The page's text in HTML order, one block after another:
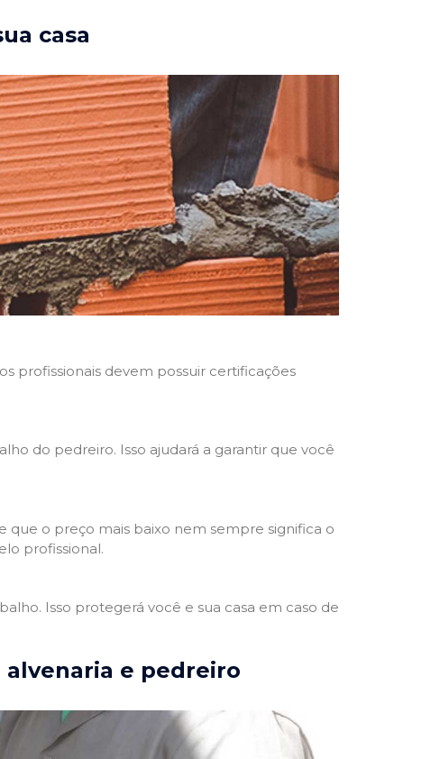
casa
profissionais devem possuir certificações
do pedreiro. Isso ajudará a garantir que você
que o preço mais baixo nem sempre significa o
profissional.
Isso protegerá você e sua casa em caso de
e pedreiro